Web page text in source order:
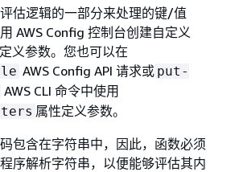
估逻辑的一部分来处理的键/值
AWS Config 控制台创建自定义
义参数。您也可以在
AWS Config API 请求或 put-
AWS CLI 命令中使用
属性定义参数。
包含在字符串中，因此，函数必须
序解析字符串，以便能够评估其内